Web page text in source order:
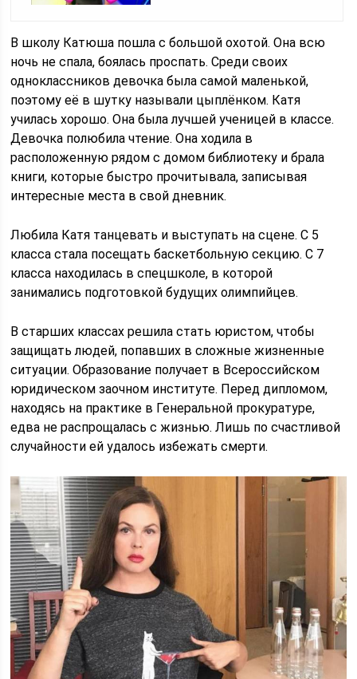
В школу Катюша пошла с большой охотой. Она всю
ночь не спала, боялась проспать. Среди своих
одноклассников девочка была самой маленькой,
поэтому её в шутку называли цыплёнком. Катя
училась хорошо. Она была лучшей ученицей в классе.
Девочка полюбила чтение. Она ходила в
расположенную рядом с домом библиотеку и брала
книги, которые быстро прочитывала, записывая
интересные места в свой дневник.
Любила Катя танцевать и выступать на сцене. С 5
класса стала посещать баскетбольную секцию. С 7
класса находилась в спецшколе, в которой
занимались подготовкой будущих олимпийцев.
В старших классах решила стать юристом, чтобы
защищать людей, попавших в сложные жизненные
ситуации. Образование получает в Всероссийском
юридическом заочном институте. Перед дипломом,
находясь на практике в Генеральной прокуратуре,
едва не распрощалась с жизнью. Лишь по счастливой
случайности ей удалось избежать смерти.